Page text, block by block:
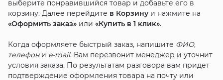
выберите понравившийся товар и добавьте его в
корзину. Далее перейдите в Корзинуи нажмите на
«Оформить заказ»или «Купить в 1 клик».
Когда оформляете быстрый заказ, напишите ФИО,
телефони e-mail. Вам перезвонит менеджер и уточнит
условия заказа. По результатам разговора вам придет
подтверждение оформления товара на почту или